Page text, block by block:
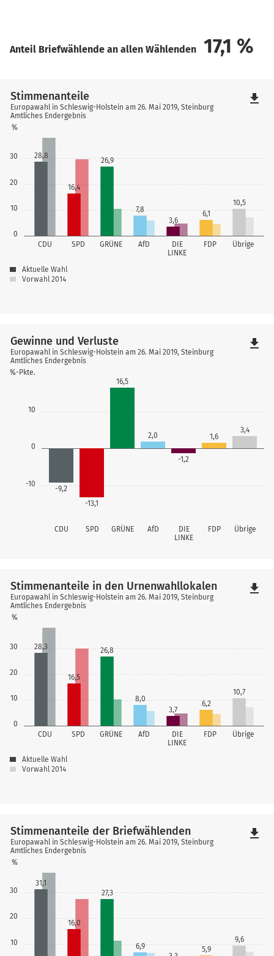
Anteil Briefwählende an allen Wählenden 17,1 %
0
10
20
30
%
CDU SPD GRÜNE AfD
DIE
LINKE
FDP Übrige
28,8
16,4
26,9
7,8
3,6
6,1
10,5
Stimmenanteile
Europawahl in Schleswig-Holstein am 26. Mai 2019, Steinburg
Amtliches Endergebnis
Aktuelle Wahl
Vorwahl 2014
file_download
-10
0
10
%-Pkte.
CDU SPD GRÜNE AfD
DIE
LINKE
FDP Übrige
-9,2
-13,1
16,5
2,0
-1,2
1,6
3,4
Gewinne und Verluste
Europawahl in Schleswig-Holstein am 26. Mai 2019, Steinburg
Amtliches Endergebnis
file_download
0
10
20
30
%
CDU SPD GRÜNE AfD
DIE
LINKE
FDP Übrige
28,3
16,5
26,8
8,0
3,7
6,2
10,7
Stimmenanteile in den Urnenwahllokalen
Europawahl in Schleswig-Holstein am 26. Mai 2019, Steinburg
Amtliches Endergebnis
Aktuelle Wahl
Vorwahl 2014
file_download
10
20
30
%
31,1
16,0
27,3
6,9
5,9
9,6
Stimmenanteile der Briefwählenden
Europawahl in Schleswig-Holstein am 26. Mai 2019, Steinburg
Amtliches Endergebnis
file_download